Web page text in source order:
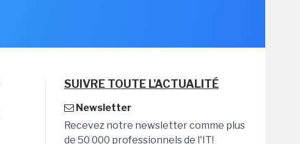
SUIVRE TOUTE L'ACTUALITÉ
Newsletter
Recevez notre newsletter comme plus
de 50 000 professionnels de l'IT!